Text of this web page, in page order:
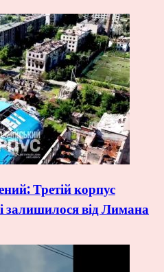
Третій корпус
залишилося від Лимана